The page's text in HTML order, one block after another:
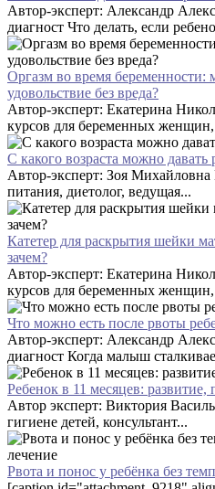
Автор-эксперт: Александр
диагност Что делать, если
Оргазм во время беременности:
удовольствие без вреда?
Автор-эксперт: Екатерина
курсов для беременных женщин,
С какого возраста можно давать
Автор-эксперт: Зоя Михайловна
питания, диетолог, ведущая...
Катетер для раскрытия шейки
зачем?
Автор-эксперт: Екатерина
курсов для беременных женщин,
Что можно есть после рвоты
Автор-эксперт: Александр
диагност Когда малыш
Ребенок в 11 месяцев: развитие,
Автор эксперт: Виктория
гигиене детей, консультант...
Рвота и понос у ребёнка без